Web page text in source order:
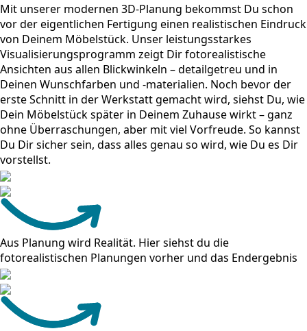
Mit unserer modernen 3D-Planung bekommst Du schon
vor der eigentlichen Fertigung einen realistischen Eindruck
von Deinem Möbelstück. Unser leistungsstarkes
Visualisierungsprogramm zeigt Dir fotorealistische
Ansichten aus allen Blickwinkeln – detailgetreu und in
Deinen Wunschfarben und -materialien. Noch bevor der
erste Schnitt in der Werkstatt gemacht wird, siehst Du, wie
Dein Möbelstück später in Deinem Zuhause wirkt – ganz
ohne Überraschungen, aber mit viel Vorfreude. So kannst
Du Dir sicher sein, dass alles genau so wird, wie Du es Dir
vorstellst.
Aus Planung wird Realität. Hier siehst du die
fotorealistischen Planungen vorher und das Endergebnis